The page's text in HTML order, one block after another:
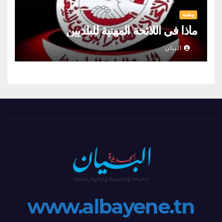
وطنية
ماذا في اللائحة المهنية للبلديين
البيان
www.albayene.tn